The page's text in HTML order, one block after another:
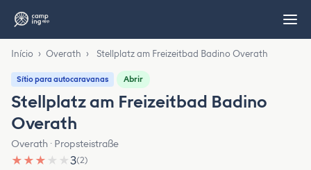
Início › Overath › Stellplatz am Freizeitbad Badino Overath
Sítio para autocaravanas Abrir
Stellplatz am Freizeitbad Badino
Overath
Overath · Propsteistraße
★ ★ ★ ★ ★3(2)